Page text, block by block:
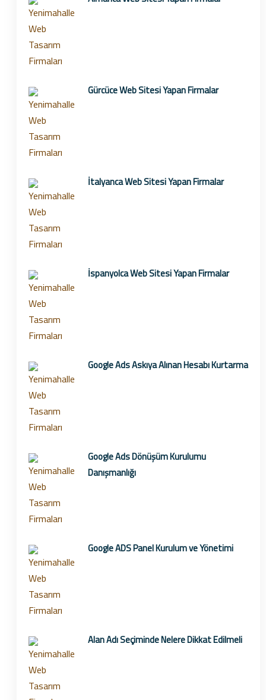
Gürcüce Web Sitesi Yapan Firmalar
İtalyanca Web Sitesi Yapan Firmalar
İspanyolca Web Sitesi Yapan Firmalar
Google Ads Askıya Alınan Hesabı Kurtarma
Google Ads Dönüşüm Kurulumu
Danışmanlığı
Google ADS Panel Kurulum ve Yönetimi
Alan Adı Seçiminde Nelere Dikkat Edilmeli